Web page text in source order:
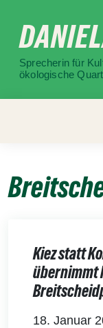
zum
Inhalt
Sprecherin für
ökologische
Kiez statt
übernimmt
18. Januar